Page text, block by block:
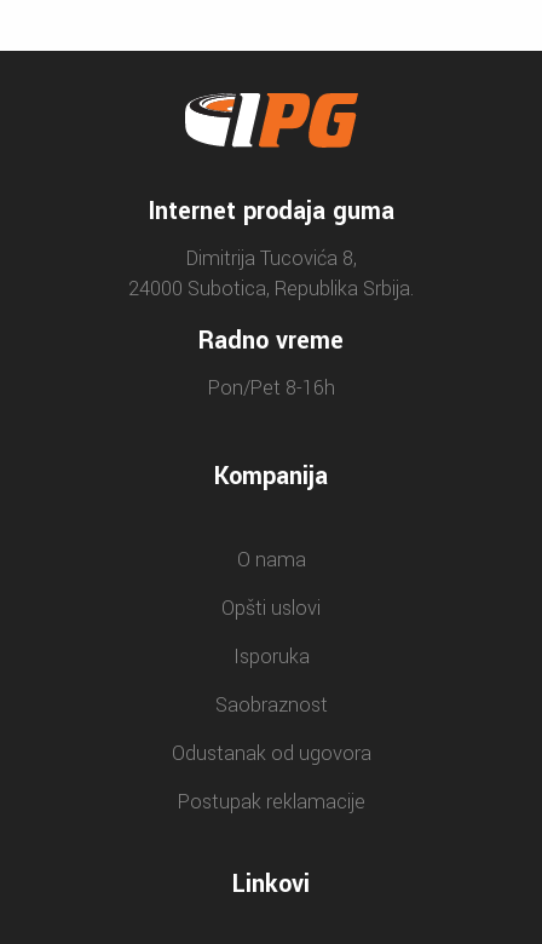
Internet prodaja guma
Dimitrija Tucovića 8,
24000 Subotica, Republika Srbija.
Radno vreme
Pon/Pet 8-16h
Kompanija
O nama
Opšti uslovi
Isporuka
Saobraznost
Odustanak od ugovora
Postupak reklamacije
Linkovi